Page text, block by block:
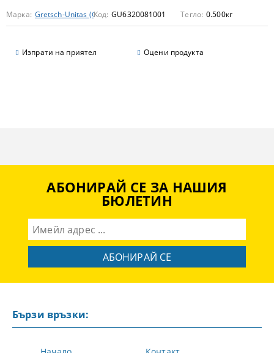
Марка: Gretsch-Unitas (GU)
Код: GU6320081001 Тегло: 0.500кг
Изпрати на приятел Оцени продукта
АБОНИРАЙ СЕ ЗА НАШИЯ
БЮЛЕТИН
Бързи връзки: